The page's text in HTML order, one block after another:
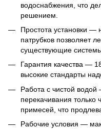
водоснабжения, что
решением.
Простота установки —
патрубков позволяет
существующие
Гарантия качества —
высокие стандарты
Работа с чистой
перекачивания только
примесей, что
Рабочие условия —